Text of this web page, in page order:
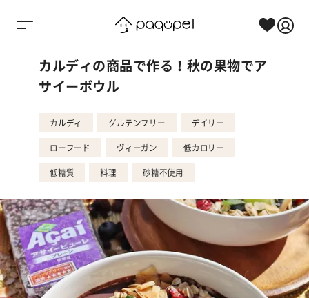
カルディの商品で作る！秋の果物でア
サイーボウル
カルディ グルテンフリー デイリー
ローフード ヴィーガン 低カロリー
低糖質 料理 砂糖不使用